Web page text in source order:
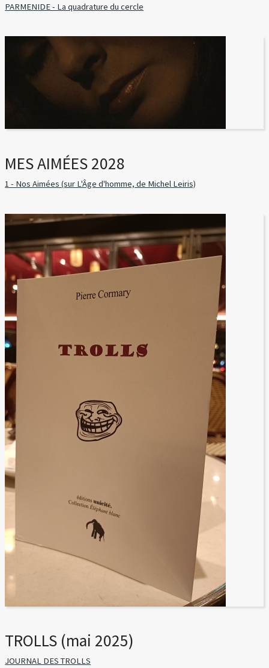
PARMENIDE - La quadrature du cercle
MES AIMÉES 2028
1 - Nos Aimées (sur L'Âge d'homme, de Michel Leiris)
TROLLS (mai 2025)
JOURNAL DES TROLLS